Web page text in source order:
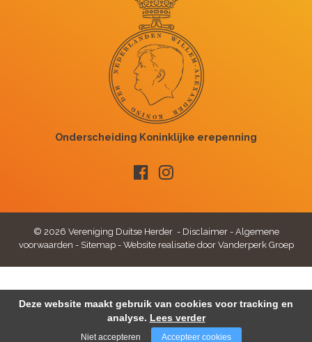
© 2026 Vereniging Duitse Herder - Disclaimer- Algemene
voorwaarden - Sitemap- Website realisatie door Vanderperk Groep
Deze website maakt gebruik van cookies voor tracking en
analyse. Lees verder
Niet accepteren Accepteer cookies